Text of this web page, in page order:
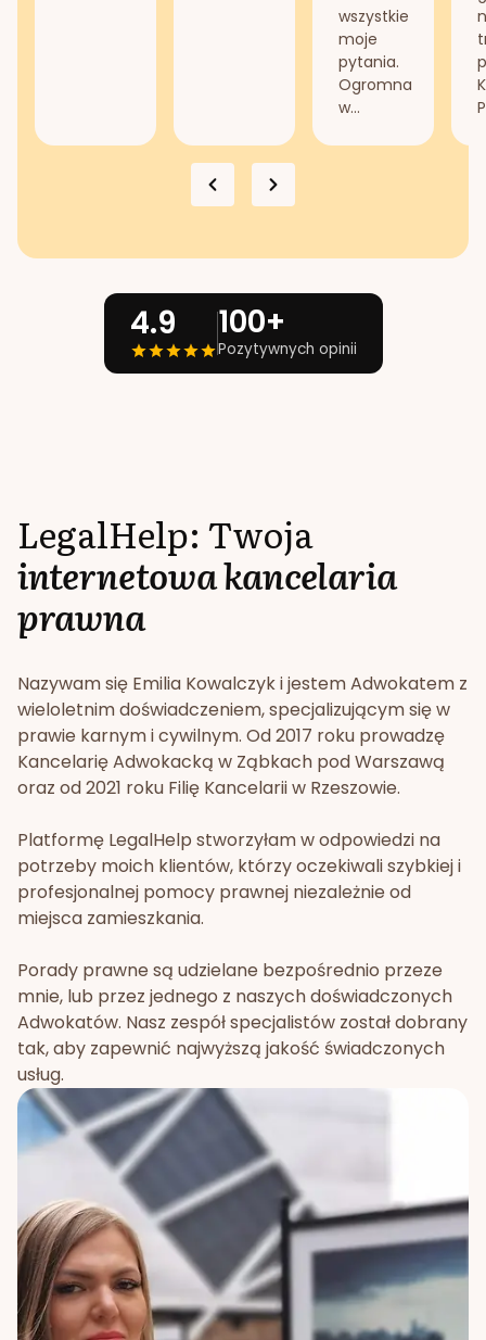
wszystkie
moje
pytania.
Ogromna
w...
4.9 100+
Pozytywnych opinii
LegalHelp: Twoja
internetowa kancelaria
prawna
Nazywam się Emilia Kowalczyk i jestem Adwokatem z
wieloletnim doświadczeniem, specjalizującym się w
prawie karnym i cywilnym. Od 2017 roku prowadzę
Kancelarię Adwokacką w Ząbkach pod Warszawą
oraz od 2021 roku Filię Kancelarii w Rzeszowie.
Platformę LegalHelp stworzyłam w odpowiedzi na
potrzeby moich klientów, którzy oczekiwali szybkiej i
profesjonalnej pomocy prawnej niezależnie od
miejsca zamieszkania.
Porady prawne są udzielane bezpośrednio przeze
mnie, lub przez jednego z naszych doświadczonych
Adwokatów. Nasz zespół specjalistów został dobrany
tak, aby zapewnić najwyższą jakość świadczonych
usług.